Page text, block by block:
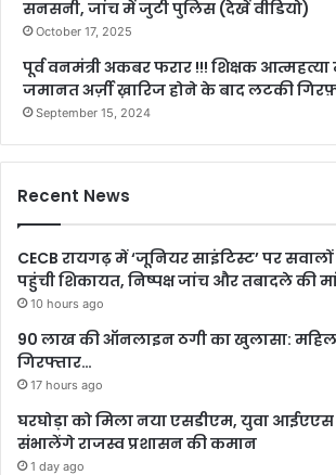
सनसनी, जांच में जुटी पुलिस (देखें वीडियो)
October 17, 2025
पूर्व वनमंत्री अकबर फरार !!! शिक्षक
जमानत अर्ज़ी ख़ारिज होने के बाद लटकी
September 15, 2024
Recent News
CECB रायगढ़ में ‘जूनियर साइंटिस्ट’ पर
पहुंची शिकायत, निष्पक्ष जांच और तबादले की
10 hours ago
90 लाख की ऑनलाइन ठगी का खुलासा:
गिरफ्तार…
17 hours ago
घरघोड़ा को मिला नया एसडीएम, युवा आईएएस
संभालेंगे राजस्व प्रशासन की कमान
1 day ago